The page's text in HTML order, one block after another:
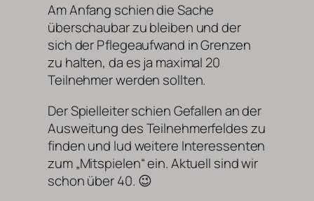
Am Anfang schien die Sache
überschaubar zu bleiben und der
sich der Pflegeaufwand in Grenzen
zu halten, da es ja maximal 20
Teilnehmer werden sollten.
Der Spielleiter schien Gefallen an der
Ausweitung des Teilnehmerfeldes zu
finden und lud weitere Interessenten
zum „Mitspielen“ ein. Aktuell sind wir
schon über 40. 😉